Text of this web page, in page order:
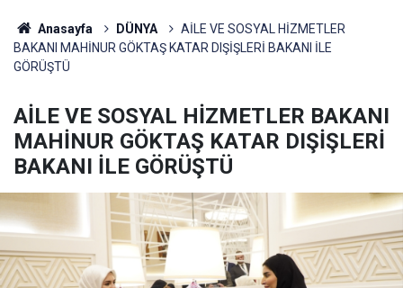
Anasayfa DÜNYA
AİLE VE SOSYAL HİZMETLER
BAKANI MAHİNUR GÖKTAŞ KATAR DIŞİŞLERİ BAKANI İLE
GÖRÜŞTÜ
AİLE VE SOSYAL HİZMETLER BAKANI
MAHİNUR GÖKTAŞ KATAR DIŞİŞLERİ
BAKANI İLE GÖRÜŞTÜ